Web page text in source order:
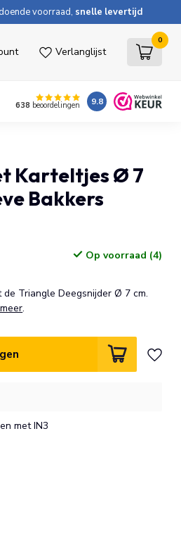
voorraad, snelle levertijd
Verlanglijst
0
638 beoordelingen 9.8
Karteltjes Ø 7
Bakkers
Op voorraad (4)
Triangle Deegsnijder Ø 7 cm.
.
met IN3